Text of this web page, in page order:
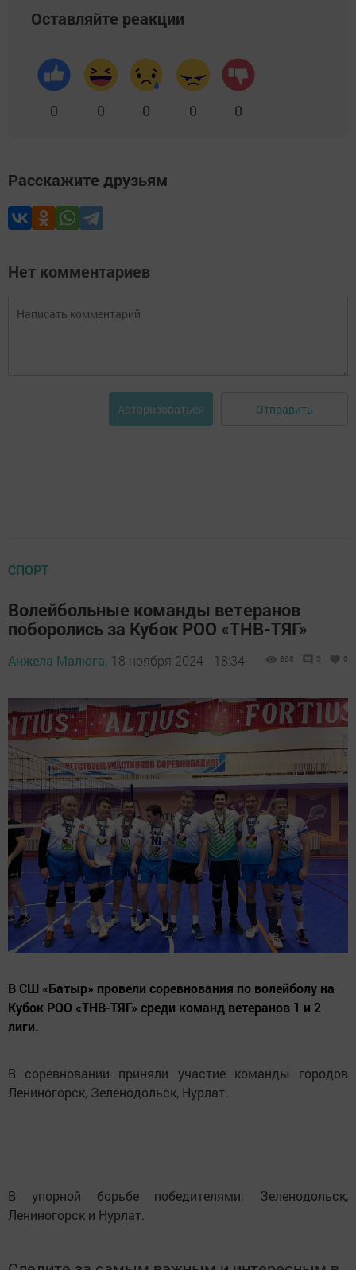
Оставляйте реакции
0 0 0 0 0
Расскажите друзьям
Нет комментариев
Авторизоваться Отправить
СПОРТ
Волейбольные команды ветеранов
поборолись за Кубок РОО «ТНВ-ТЯГ»
Анжела Малюга, 18 ноября 2024 - 18:34 868 0 0
В СШ «Батыр» провели соревнования по волейболу на
Кубок РОО «ТНВ-ТЯГ» среди команд ветеранов 1 и 2
лиги.
В соревновании приняли участие команды городов
Лениногорск, Зеленодольск, Нурлат.
В упорной борьбе победителями: Зеленодольск,
Лениногорск и Нурлат.